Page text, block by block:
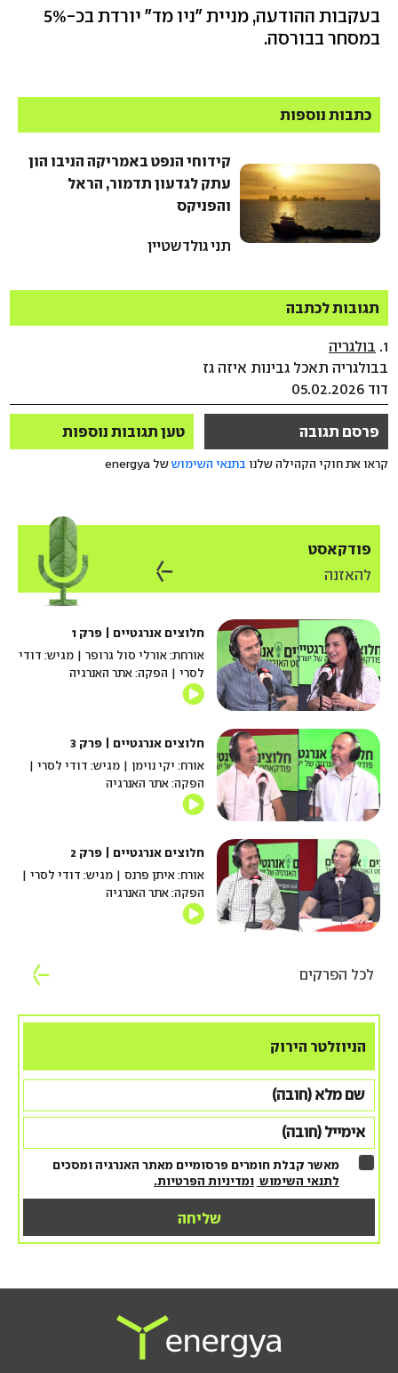
בעקבות ההודעה, מניית "ניו מד" יורדת בכ-5%
במסחר בבורסה.
כתבות נוספות
קידוחי הנפט באמריקה הניבו הון
עתק לגדעון תדמור, הראל
והפניקס
תני גולדשטיין
תגובות לכתבה
1. בולגריה
בבולגריה תאכל גבינות איזה גז
דוד 05.02.2026
פרסם תגובה טען תגובות נוספות
קראו את חוקי הקהילה שלנו בתנאי השימוששל energya
פודקאסט
להאזנה
חלוצים אנרגטיים | פרק 1
אורחת: אורלי סול גרופר | מגיש: דודי
לסרי | הפקה: אתר האנרגיה
חלוצים אנרגטיים | פרק 3
אורח: יקי נוימן | מגיש: דודי לסרי |
הפקה: אתר האנרגיה
חלוצים אנרגטיים | פרק 2
אורח: איתן פרנס | מגיש: דודי לסרי |
הפקה: אתר האנרגיה
לכל הפרקים
הניוזלטר הירוק
מאשר קבלת חומרים פרסומיים מאתר האנרגיה ומסכים
לתנאי השימוש ומדיניות הפרטיות.